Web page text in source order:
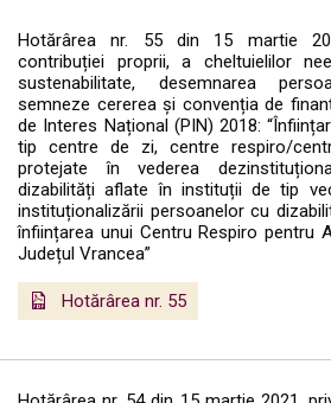
Hotărârea nr. 55 din 15 martie
contribuției proprii, a cheltuielilor
sustenabilitate, desemnarea
semneze cererea și convenția de
de Interes Național (PIN) 2018:
tip centre de zi, centre respiro/
protejate în vederea
dizabilități aflate în instituții de tip
instituționalizării persoanelor cu
înființarea unui Centru Respiro pentru
Județul Vrancea”
Hotărârea nr. 55